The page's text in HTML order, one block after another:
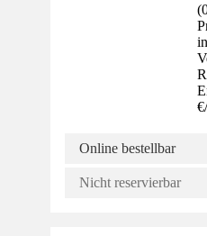
(
€
Online bestellbar
Nicht reservierbar